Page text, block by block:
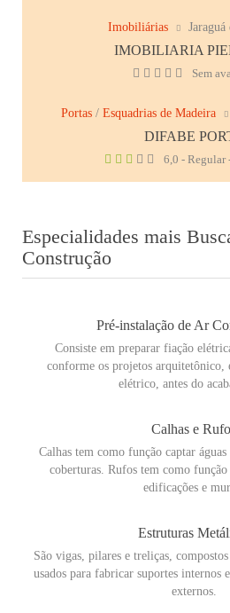
Imobiliárias
IMOBILIARIA
Sem
Portas/ Esquadrias de Madeira
DIFABE
6,0 - Regular
Especialidades mais
Construção
Pré-instalação de Ar
Consiste em preparar fiação
conforme os projetos
elétrico, antes do
Calhas e
Calhas tem como função captar
coberturas. Rufos tem como
edificações e
Estruturas
São vigas, pilares e treliças,
usados para fabricar suportes internos
externos.